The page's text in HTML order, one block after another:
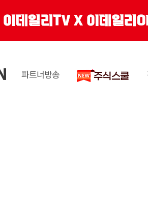
파트너방송